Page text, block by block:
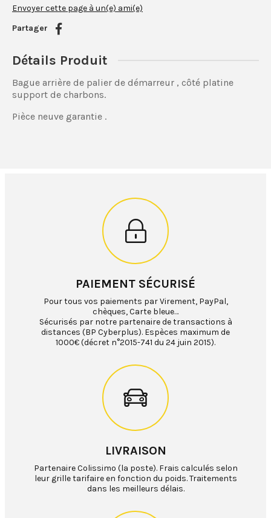
Envoyer cette page à un(e) ami(e)
Partager
Détails Produit
Bague arrière de palier de démarreur , côté platine
support de charbons.
Pièce neuve garantie .
PAIEMENT SÉCURISÉ
Pour tous vos paiements par Virement, PayPal,
chèques, Carte bleue…
Sécurisés par notre partenaire de transactions à
distances (BP Cyberplus). Espèces maximum de
1000€ (décret n°2015-741 du 24 juin 2015).
LIVRAISON
Partenaire Colissimo (la poste). Frais calculés selon
leur grille tarifaire en fonction du poids. Traitements
dans les meilleurs délais.